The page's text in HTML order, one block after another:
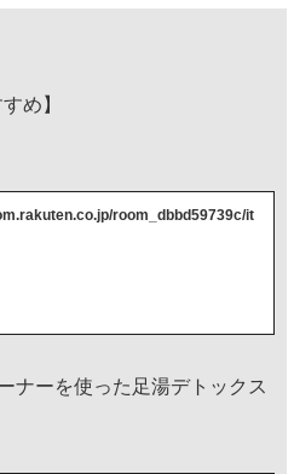
め】
room_dbbd59739c/it
ナーを使った足湯デトックス